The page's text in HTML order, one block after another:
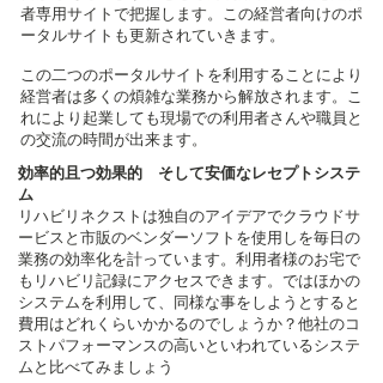
者専用サイトで把握します。この経営者向けのポ
ータルサイトも更新されていきます。
この二つのポータルサイトを利用することにより
経営者は多くの煩雑な業務から解放されます。こ
れにより起業しても現場での利用者さんや職員と
の交流の時間が出来ます。
効率的且つ効果的 そして安価なレセプトシステ
ム
リハビリネクストは独自のアイデアでクラウドサ
ービスと市販のベンダーソフトを使用しを毎日の
業務の効率化を計っています。利用者様のお宅で
もリハビリ記録にアクセスできます。ではほかの
システムを利用して、同様な事をしようとすると
費用はどれくらいかかるのでしょうか？他社のコ
ストパフォーマンスの高いといわれているシステ
ムと比べてみましょう